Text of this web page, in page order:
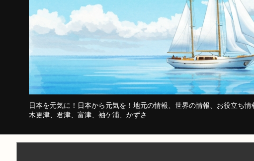
日本を元気に！日本から元気を！地元の情報、世界の情報、お役立ち
木更津、君津、富津、袖ケ浦、かずさ